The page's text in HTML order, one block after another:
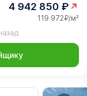
4 942 850 ₽
119 972₽/м²